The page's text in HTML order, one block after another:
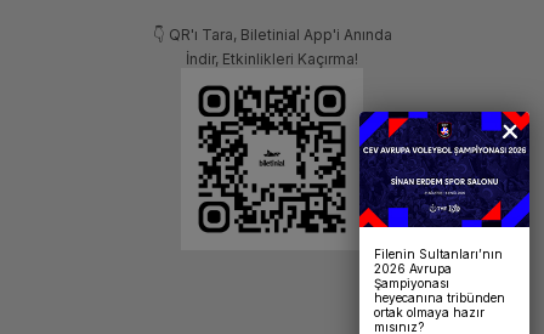
👇 QR'ı Tara, Biletinial App'i Anında
İndir, Etkinlikleri Kaçırma!
Filenin Sultanları’nın
2026 Avrupa
Şampiyonası
heyecanına tribünden
ortak olmaya hazır
mısınız?